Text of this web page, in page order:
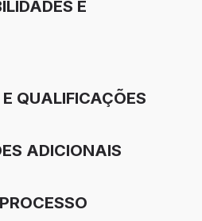
E
QUALIFICAÇÕES
ADICIONAIS